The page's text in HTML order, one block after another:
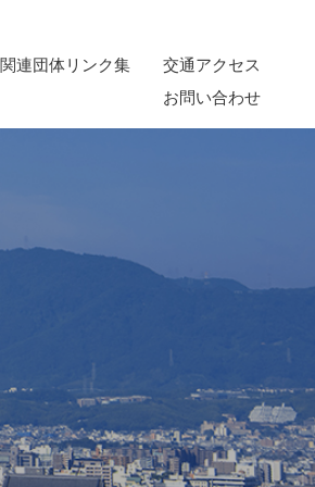
関連団体リンク集
交通アクセス
お問い合わせ